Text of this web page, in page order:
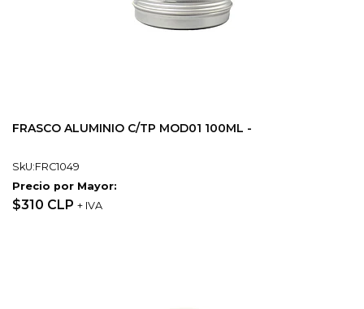
FRASCO ALUMINIO C/TP MOD01 100ML -
SkU:FRC1049
Precio por Mayor:
$310 CLP + IVA